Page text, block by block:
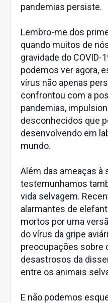
pandemias persiste.
Lembro-me dos
quando muitos de
gravidade do COVID-
podemos ver agora,
vírus não apenas
confrontou com a
pandemias,
desconhecidos que
desenvolvendo em
mundo.
Além das ameaças à
testemunhamos
vida selvagem.
alarmantes de
mortos por uma
do vírus da gripe
preocupações sobre
desastrosos da
entre os animais
E não podemos